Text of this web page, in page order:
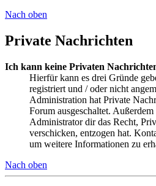
Nach oben
Private Nachrichten
Ich kann keine Privaten
Hierfür kann es drei Gründe
registriert und / oder nicht
Administration hat Private
Forum ausgeschaltet.
Administrator dir das Recht,
verschicken, entzogen hat.
um weitere Informationen zu
Nach oben